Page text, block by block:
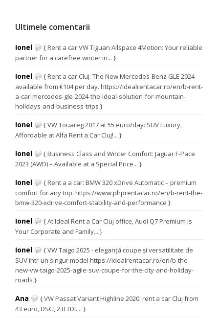
Ultimele comentarii
Ionel
{ Rent a car VW Tiguan Allspace 4Motion: Your reliable
partner for a carefree winter in... }
Ionel
{ Rent a car Cluj: The New Mercedes-Benz GLE 2024
available from €104 per day. https://idealrentacar.ro/en/b-rent-
a-car-mercedes-gle-2024-the-ideal-solution-for-mountain-
holidays-and-business-trips }
Ionel
{ VW Touareg 2017 at 55 euro/day: SUV Luxury,
Affordable at Alfa Rent a Car Cluj!... }
Ionel
{ Business Class and Winter Comfort: Jaguar F-Pace
2023 (AWD) – Available at a Special Price... }
Ionel
{ Rent a a car: BMW 320 xDrive Automatic – premium
comfort for any trip. https://www.phprentacar.ro/en/b-rent-the-
bmw-320-xdrive-comfort-stability-and-performance }
Ionel
{ At Ideal Rent a Car Cluj office, Audi Q7 Premium is
Your Corporate and Family... }
Ionel
{ VW Taigo 2025 - eleganță coupe și versatilitate de
SUV într-un singur model https://idealrentacar.ro/en/b-the-
new-vw-taigo-2025-agile-suv-coupe-for-the-city-and-holiday-
roads }
Ana
{ VW Passat Variant Highline 2020: rent a car Cluj from
43 euro, DSG, 2.0 TDI.... }